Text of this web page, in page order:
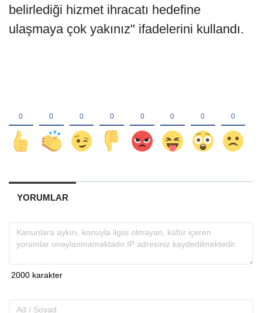
belirlediği hizmet ihracatı hedefine
ulaşmaya çok yakınız" ifadelerini kullandı.
YORUMLAR